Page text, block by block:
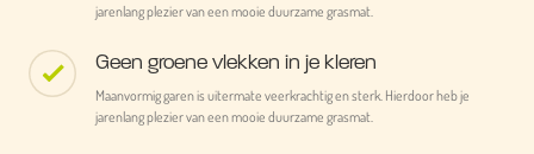
jarenlang plezier van een mooie duurzame grasmat.
Geen groene vlekken in je kleren
Maanvormig garen is uitermate veerkrachtig en sterk. Hierdoor heb je
jarenlang plezier van een mooie duurzame grasmat.